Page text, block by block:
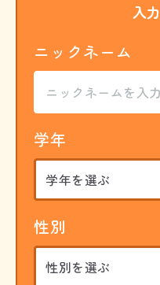
入
ニックネーム
学年
性別